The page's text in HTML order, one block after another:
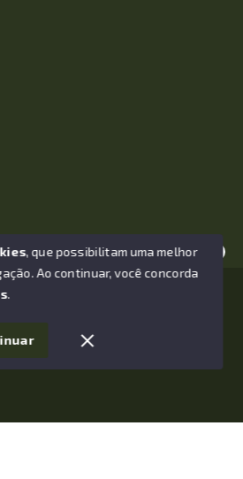
Vamos juntos nessa jornada
Losano Corretor de Imóveis -
, que possibilitam uma melhor
Ao continuar, você concorda
.